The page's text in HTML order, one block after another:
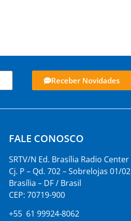
Receber Novidades
FALE CONOSCO
SRTV/N Ed. Brasília Radio Center
Cj. P – Qd. 702 – Sobrelojas 01/02
Brasília – DF / Brasil
CEP: 70719-900
+55 61 99924-8062